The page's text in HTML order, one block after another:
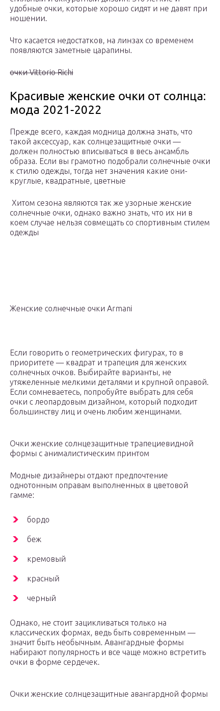
удобные очки, которые хорошо сидят и не давят при
ношении.
Что касается недостатков, на линзах со временем
появляются заметные царапины.
очки Vittorio Richi
Красивые женские очки от солнца:
мода 2021-2022
Прежде всего, каждая модница должна знать, что
такой аксессуар, как солнцезащитные очки —
должен полностью вписываться в весь ансамбль
образа. Если вы грамотно подобрали солнечные очки
к стилю одежды, тогда нет значения какие они-
круглые, квадратные, цветные
Хитом сезона являются так же узорные женские
солнечные очки, однако важно знать, что их ни в
коем случае нельзя совмещать со спортивным стилем
одежды
Женские солнечные очки Armani
Если говорить о геометрических фигурах, то в
приоритете — квадрат и трапеция для женских
солнечных очков. Выбирайте варианты, не
утяжеленные мелкими деталями и крупной оправой.
Если сомневаетесь, попробуйте выбрать для себя
очки с леопардовым дизайном, который подходит
большинству лиц и очень любим женщинами.
Очки женские солнцезащитные трапециевидной
формы с анималистическим принтом
Модные дизайнеры отдают предпочтение
однотонным оправам выполненных в цветовой
гамме:
бордо
беж
кремовый
красный
черный
Однако, не стоит зацикливаться только на
классических формах, ведь быть современным —
значит быть необычным. Авангардные формы
набирают популярность и все чаще можно встретить
очки в форме сердечек.
Очки женские солнцезащитные авангардной формы